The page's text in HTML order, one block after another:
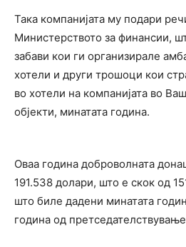
Така компанијата му подари
Министерството за финансии,
забави кои ги организирале
хотели и други трошоци кои
во хотели на компанијата во
објекти, минатата година.
Оваа година доброволната
191.538 долари, што е скок од
што биле дадени минатата
година од